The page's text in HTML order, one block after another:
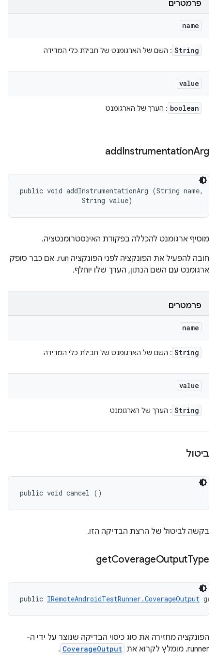
פרמטרים
name
String : השם של הארגומנט של חבילת כלי המדידה
value
boolean : הערך של הארגומנט
addInstrumentationArg
public void addInstrumentationArg (String name,
                String value)
מוסיף ארגומנט להכללה בפקודת האינסטרומנטציה.
חובה להפעיל את הפונקציה לפני הפונקציה run. אם כבר סופק
ארגומנט עם השם הנתון, הערך שלו יוחלף.
פרמטרים
name
String : השם של הארגומנט של חבילת כלי המדידה
value
String : הערך של הארגומנט
ביטול
public void cancel ()
בקשה לביטול של הרצת הבדיקה הזו.
getCoverageOutputType
public IRemoteAndroidTestRunner.CoverageOutput
הפונקציה מחזירה את סוג כיסוי הבדיקה שנוצר על ידי ה-
runner. מומלץ לקרוא את
CoverageOutput
.